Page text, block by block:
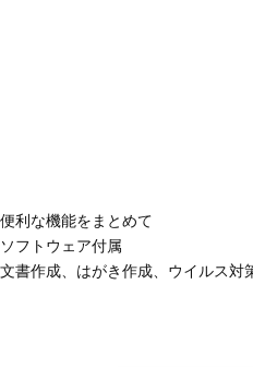
便利な機能をまとめて
ソフトウェア付属
文書作成、はがき作成、ウイルス対